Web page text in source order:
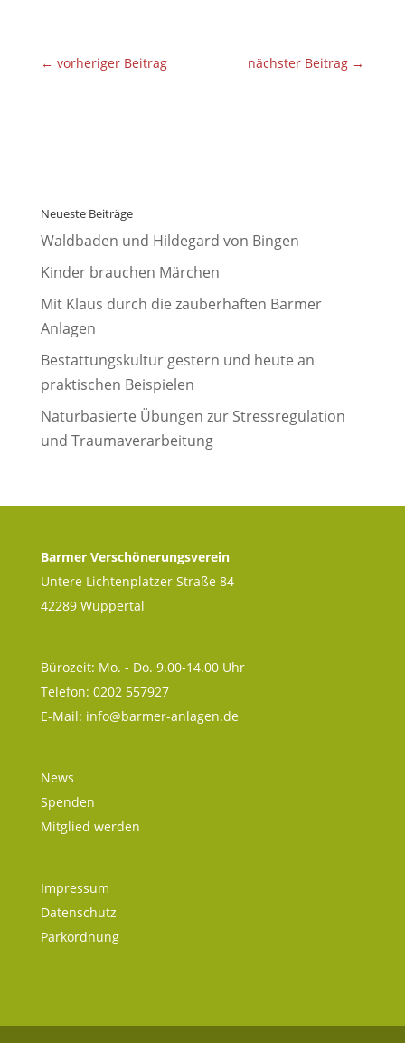
← vorheriger Beitrag nächster Beitrag →
Neueste Beiträge
Waldbaden und Hildegard von Bingen
Kinder brauchen Märchen
Mit Klaus durch die zauberhaften Barmer
Anlagen
Bestattungskultur gestern und heute an
praktischen Beispielen
Naturbasierte Übungen zur Stressregulation
und Traumaverarbeitung
Barmer Verschönerungsverein
Untere Lichtenplatzer Straße 84
42289 Wuppertal
Bürozeit: Mo. - Do. 9.00-14.00 Uhr
Telefon: 0202 557927
E-Mail: info@barmer-anlagen.de
News
Spenden
Mitglied werden
Impressum
Datenschutz
Parkordnung